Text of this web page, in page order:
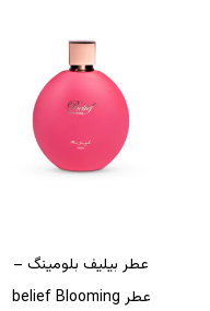
عطر بیلیف بلومینگ –
عطر belief Blooming